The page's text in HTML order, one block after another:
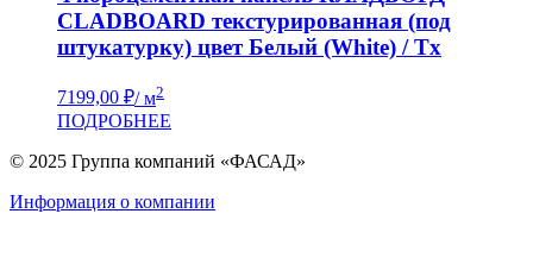
CLADBOARD текстурированная (под
штукатурку) цвет Белый (White) / Tx
7199,00 ₽/ м2
ПОДРОБНЕЕ
© 2025 Группа компаний «ФАСАД»
Информация о компании